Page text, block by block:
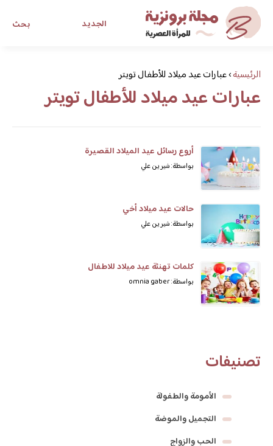
بحث الجديد
مجلة برونزية للفتاة العصريةالرئيسية›عبارات عيد ميلاد للأطفال تويتر
عبارات عيد ميلاد للأطفال تويتر
أروع رسائل عيد الميلاد القصيرة
بواسطة: شيرين علي
حالات عيد ميلاد أخي
بواسطة: شيرين علي
كلمات تهنئة عيد ميلاد للاطفال
بواسطة: omnia gaber
تصنيفات
الأمومة والطفولة
التجميل والموضة
الحب والزواج